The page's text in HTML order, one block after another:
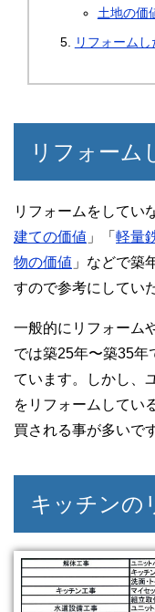
土地の価
リフォーム
リフォーム
リフォームをしてい
建ての価値 」「 軽量
物の価値 」などで築
すので参考にしてい
一般的にリフォーム
では築25年〜築35年
ています。しかし、
をリフォームしてい
買される事が多いで
キッチンの